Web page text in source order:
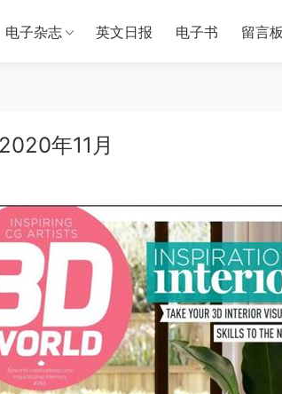
电子杂志 英文日报 电子书 留言板
年11月